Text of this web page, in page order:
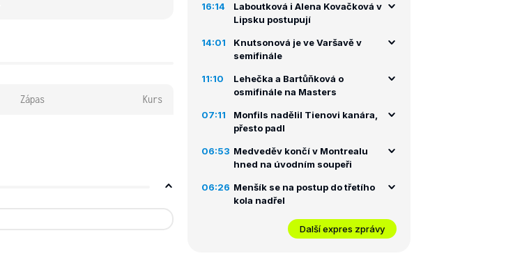
Zápas Kurs
16:14
Laboutková i Alena Kovačková v
Lipsku postupují
14:01
Knutsonová je ve Varšavě v
semifinále
11:10
Lehečka a Bartůňková o
osmifinále na Masters
07:11
Monfils nadělil Tienovi kanára,
přesto padl
06:53 Medveděv končí v Montrealu
hned na úvodním soupeři
06:26 Menšík se na postup do třetího
kola nadřel
Další expres zprávy